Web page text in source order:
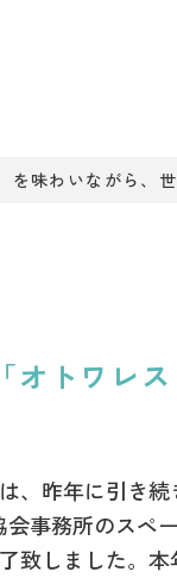
を味わいながら、
オトワレ
、昨年に引き
事務所のスペ
致しました。